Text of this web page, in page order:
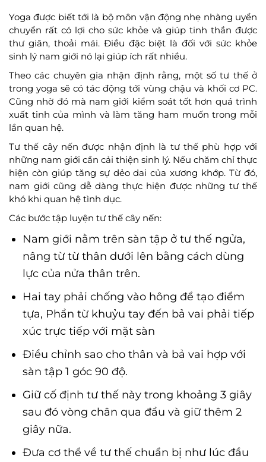
Yoga được biết tới là bộ môn vận động nhẹ nhàng uyển
chuyển rất có lợi cho sức khỏe và giúp tinh thần được
thư giãn, thoải mái. Điều đặc biệt là đối với sức khỏe
sinh lý nam giới nó lại giúp ích rất nhiều.
Theo các chuyên gia nhận định rằng, một số tư thế ở
trong yoga sẽ có tác động tới vùng chậu và khối cơ PC.
Cũng nhờ đó mà nam giới kiểm soát tốt hơn quá trình
xuất tinh của mình và làm tăng ham muốn trong mỗi
lần quan hệ.
Tư thế cây nến được nhận định là tư thế phù hợp với
những nam giới cần cải thiện sinh lý. Nếu chăm chỉ thực
hiện còn giúp tăng sự dẻo dai của xương khớp. Từ đó,
nam giới cũng dễ dàng thực hiện được những tư thế
khó khi quan hệ tình dục.
Các bước tập luyện tư thế cây nến:
Nam giới nằm trên sàn tập ở tư thế ngửa,
nâng từ từ thân dưới lên bằng cách dùng
lực của nửa thân trên.
Hai tay phải chống vào hông để tạo điểm
tựa, Phần từ khuỷu tay đến bả vai phải tiếp
xúc trực tiếp với mặt sàn
Điều chỉnh sao cho thân và bả vai hợp với
sàn tập 1 góc 90 độ.
Giữ cố định tư thế này trong khoảng 3 giây
sau đó vòng chân qua đầu và giữ thêm 2
giây nữa.
Đưa cơ thể về tư thế chuẩn bị như lúc đầu